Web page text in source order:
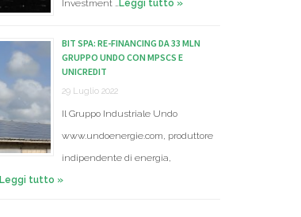
Investment …Leggi tutto »
BIT SPA: RE-FINANCING DA 33 MLN
GRUPPO UNDO CON MPSCS E
UNICREDIT
29 Luglio 2022
Il Gruppo Industriale Undo
www.undoenergie.com, produttore
indipendente di energia,
Leggi tutto »